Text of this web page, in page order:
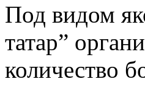
Под видом
татар”
количество